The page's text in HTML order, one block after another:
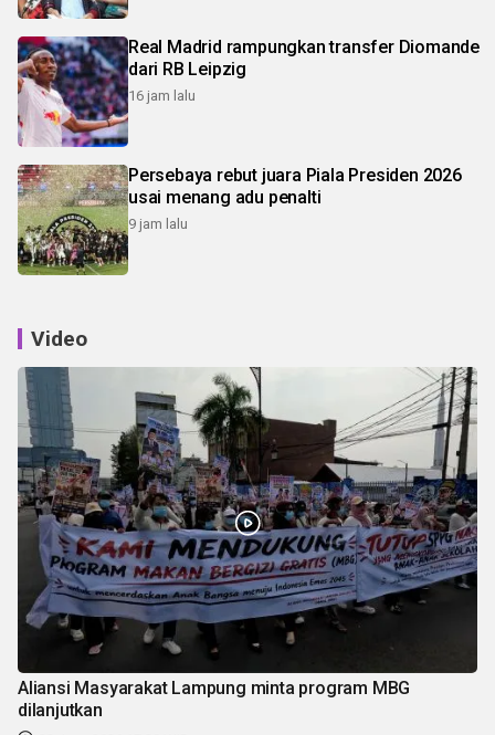
Real Madrid rampungkan transfer Diomande
dari RB Leipzig
16 jam lalu
Persebaya rebut juara Piala Presiden 2026
usai menang adu penalti
9 jam lalu
Video
Aliansi Masyarakat Lampung minta program MBG
dilanjutkan